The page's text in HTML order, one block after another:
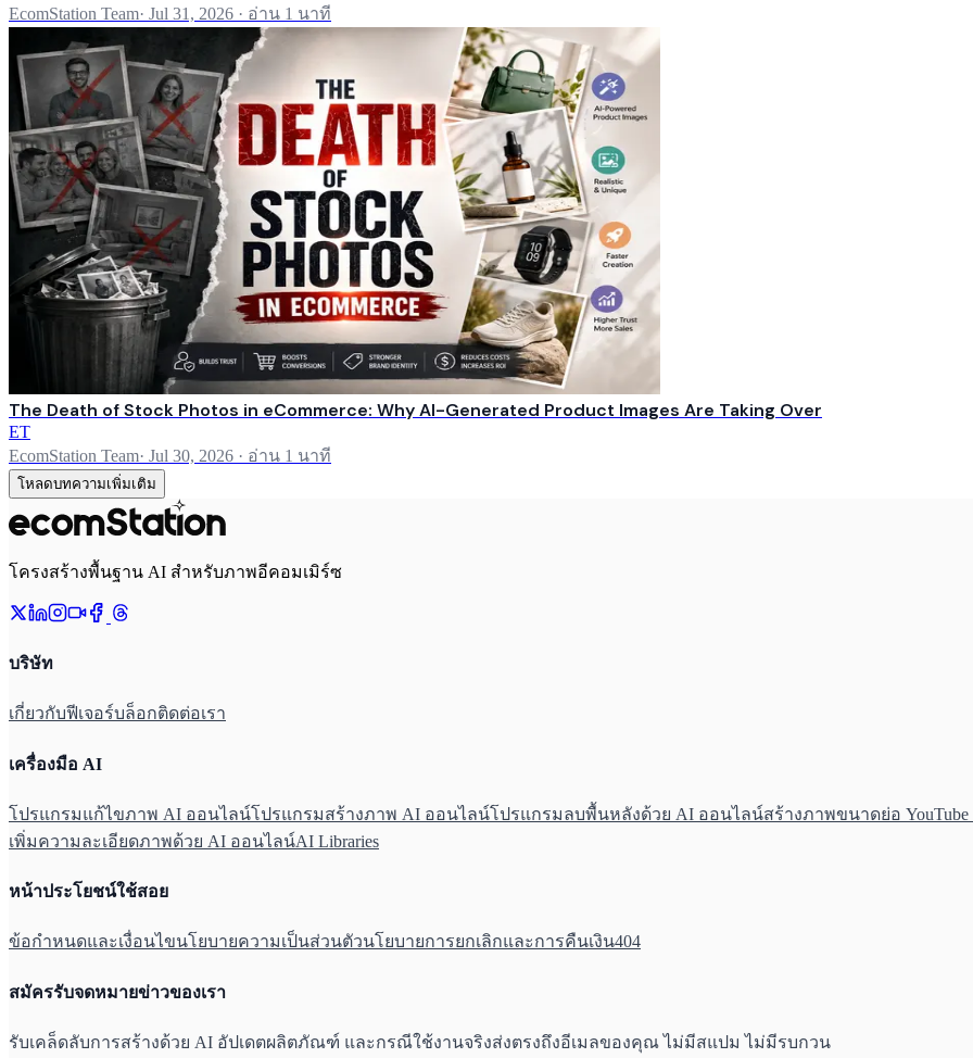
EcomStation Team· Jul 31, 2026 · อ่าน 1 นาที
The Death of Stock Photos in eCommerce: Why AI-Generated Product Images Are Taking Over
ET
EcomStation Team· Jul 30, 2026 · อ่าน 1 นาที
โหลดบทความเพิ่มเติม
โครงสร้างพื้นฐาน AI สำหรับภาพอีคอมเมิร์ซ
บริษัท
เกี่ยวกับฟีเจอร์บล็อกติดต่อเรา
เครื่องมือ AI
โปรแกรมแก้ไขภาพ AI ออนไลน์โปรแกรมสร้างภาพ AI ออนไลน์โปรแกรมลบพื้นหลังด้วย AI ออนไลน์สร้างภาพขนาดย่อ
เพิ่มความละเอียดภาพด้วย AI ออนไลน์AI Libraries
หน้าประโยชน์ใช้สอย
ข้อกำหนดและเงื่อนไขนโยบายความเป็นส่วนตัวนโยบายการยกเลิกและการคืนเงิน404
สมัครรับจดหมายข่าวของเรา
รับเคล็ดลับการสร้างด้วย AI อัปเดตผลิตภัณฑ์ และกรณีใช้งานจริงส่งตรงถึงอีเมลของคุณ ไม่มีสแปม ไม่มีรบกวน